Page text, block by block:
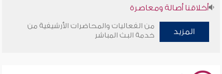
أخلاقنا أصالة ومعاصرة
وأمنهم من خوف 9
المزيد
من الفعاليات والمحاضرات الأرشيفية من
خدمة البث المباشر